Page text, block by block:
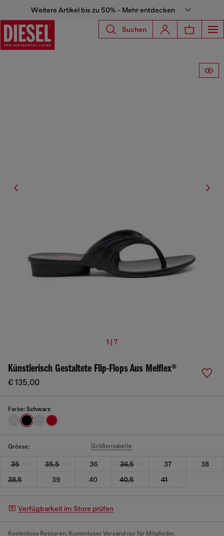
Weitere Artikel bis zu 50% - Mehr entdecken
Suchen
1 | 7
Künstlerisch Gestaltete Flip-Flops Aus Melflex®
€ 135,00
Farbe: Schwarz
Grösse: Größentabelle
35 35,5 36 36,5 37
38
38,5
39 40 40,5 41
Verfügbarkeit im Store prüfen
Kostenlose Retouren. Kostenloser Versand nur für Mitglieder.